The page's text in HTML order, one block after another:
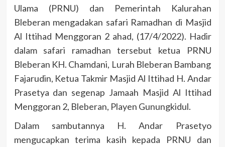
Ulama (PRNU) dan Pemerintah Kalurahan
Bleberan mengadakan safari Ramadhan di Masjid
Al Ittihad Menggoran 2 ahad, (17/4/2022). Hadir
dalam safari ramadhan tersebut ketua PRNU
Bleberan KH. Chamdani, Lurah Bleberan Bambang
Fajarudin, Ketua Takmir Masjid Al Ittihad H. Andar
Prasetya dan segenap Jamaah Masjid Al Ittihad
Menggoran 2, Bleberan, Playen Gunungkidul.
Dalam sambutannya H. Andar Prasetyo
mengucapkan terima kasih kepada PRNU dan